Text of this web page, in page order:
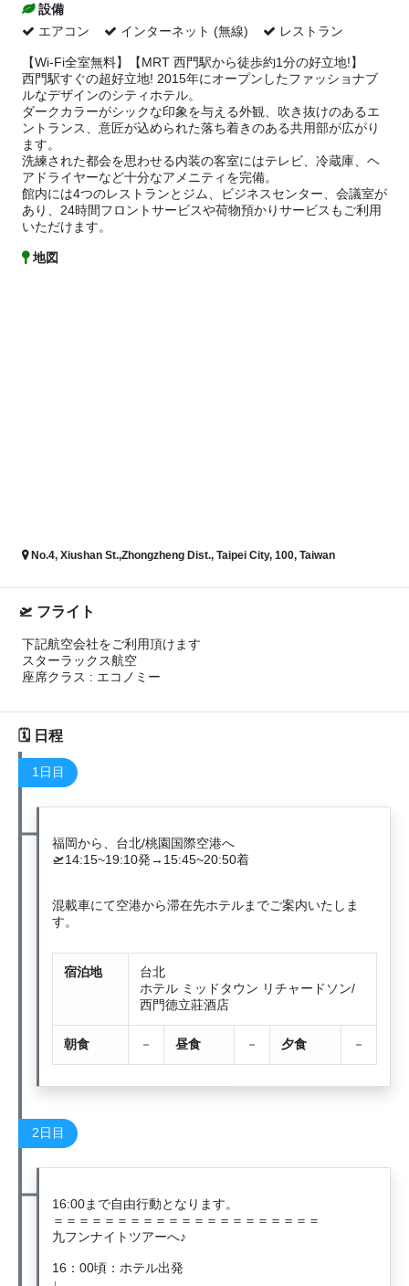
設備
エアコン
インターネット (無線) レストラン
【Wi-Fi全室無料】【MRT 西門駅から徒歩約1分の好立地!】
西門駅すぐの超好立地! 2015年にオープンしたファッショナブ
ルなデザインのシティホテル。
ダークカラーがシックな印象を与える外観、吹き抜けのあるエ
ントランス、意匠が込められた落ち着きのある共用部が広がり
ます。
洗練された都会を思わせる内装の客室にはテレビ、冷蔵庫、ヘ
アドライヤーなど十分なアメニティを完備。
館内には4つのレストランとジム、ビジネスセンター、会議室が
あり、24時間フロントサービスや荷物預かりサービスもご利用
いただけます。
地図
No.4, Xiushan St.,Zhongzheng Dist., Taipei City, 100, Taiwan
フライト
下記航空会社をご利用頂けます
スターラックス航空
座席クラス : エコノミー
日程
1日目
福岡から、台北/桃園国際空港へ
🛫14:15~19:10発→15:45~20:50着
混載車にて空港から滞在先ホテルまでご案内いたしま
す。
宿泊地
台北
ホテル ミッドタウン リチャードソン/
西門德立莊酒店
朝食 － 昼食 － 夕食 －
2日目
16:00まで自由行動となります。
＝＝＝＝＝＝＝＝＝＝＝＝＝＝＝＝＝＝＝＝＝
九フンナイトツアーへ♪
16：00頃：ホテル出発